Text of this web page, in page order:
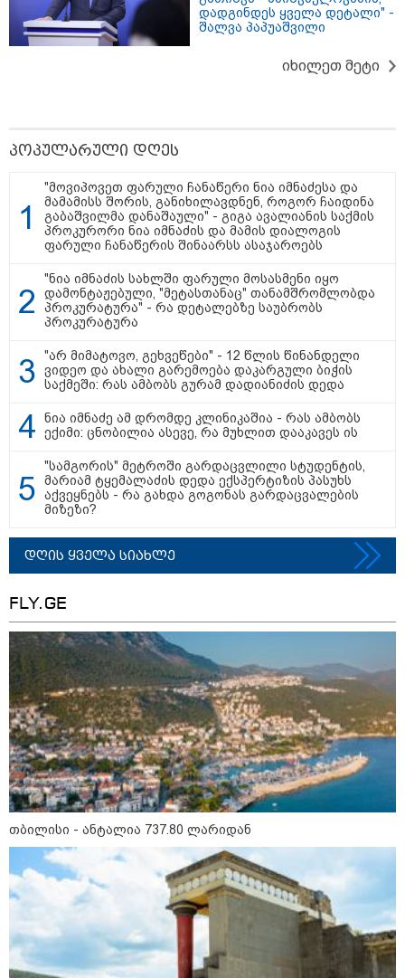
უკეთესი ცხოვრებისათვის" FIFA-ს 2026 წლის
მსოფლიო ჩემპიონატზე™
15:49 / 06-08-2026
შეიძინე ალდაგის სამოგზაურო დაზღვევა და
Faceამბები
15:42 / 07-08-2026
"საიდან იცის, მან სინამდვილეში რა
ხდებოდა... აფხაზეთის ომში თუ არ
ვცდები სამჯერ არის ნამყოფი, არც
ერთხელ 10 დღეს არ ცდებოდა" - გია
ყარყარაშვილი გიორგი ბარამიძის
განცხადებაზე
10:58 / 06-08-2026
"დადგება დრო და თქვენი
დღევანდელი "პოსტაობა"
საკუთარ თავთან
შეგარცხვენთ... თქვენი
შეცდომა არის დანაშაულის
ტოლფასი" - ეკა კუპატაძე ნანუკა
ჟორჟოლიანს
09:33 / 05-08-2026
დადგინდეს ყველა დეტალი" -
შალვა პაპუაშვილი
იხილეთ მეტი
პოპულარული დღეს
"მოვიპოვეთ ფარული ჩანაწერი ნია იმნაძესა და
მამამისს შორის, განიხილავდნენ, როგორ ჩაიდინა
გაბაშვილმა დანაშაული" - გიგა ავალიანის საქმის
პროკურორი ნია იმნაძის და მამის დიალოგის
ფარული ჩანაწერის შინაარსს ასაჯაროებს
"ნია იმნაძის სახლში ფარული მოსასმენი იყო
დამონტაჟებული, "მეტასთანაც" თანამშრომლობდა
პროკურატურა" - რა დეტალებზე საუბრობს
პროკურატურა
"არ მიმატოვო, გეხვეწები" - 12 წლის წინანდელი
ვიდეო და ახალი გარემოება დაკარგული ბიჭის
საქმეში: რას ამბობს გურამ დადიანიძის დედა
ნია იმნაძე ამ დრომდე კლინიკაშია - რას ამბობს
ექიმი: ცნობილია ასევე, რა მუხლით დააკავეს ის
"სამგორის" მეტროში გარდაცვლილი სტუდენტის,
მარიამ ტყემალაძის დედა ექსპერტიზის პასუხს
აქვეყნებს - რა გახდა გოგონას გარდაცვალების
მიზეზი?
დღის ყველა სიახლე
FLY.GE
თბილისი - ანტალია 737.80 ლარიდან